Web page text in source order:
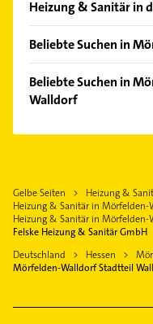
Heizung & Sanitär in
Kelsterbach
Dreieich
Hattersheim am Main
Frankfurt am Main
Dietzenbach
Bad Soden am Taunus
Beliebte Suchen in
Immobilien
Immobilienmakler
Elektriker
Elektro Reparatur
Physikalische Therapie
Physiotherapie
Beliebte Suchen in
Walldorf
Bestatter
Rechtsanwalt
Bauunternehmen
Physikalische Therapie
Krankengymnastik
Gelbe Seiten
Heizung &
Heizung & Sanitär in Mörfelden-
Heizung & Sanitär in
Felske Heizung & Sanitär GmbH
Deutschland
Hessen
Mörfelden-Walldorf Stadtteil